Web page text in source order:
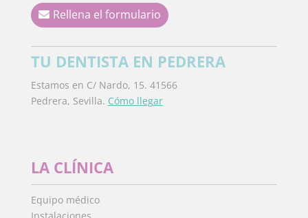
Rellena el formulario
TU DENTISTA EN PEDRERA
Estamos en C/ Nardo, 15. 41566
Pedrera, Sevilla. Cómo llegar
LA CLÍNICA
Equipo médico